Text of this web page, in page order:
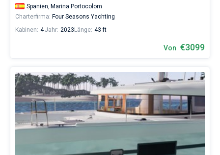
Spanien, Marina Portocolom
Charterfirma: Four Seasons Yachting
Kabinen: 4Jahr: 2023 Länge: 43 ft
Von €3099